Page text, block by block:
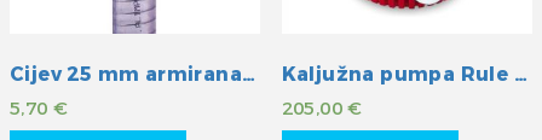
Cijev 25 mm armirana žicom
5,70 €
Kaljužna pumpa Rule 2000GPH 12V
205,00€